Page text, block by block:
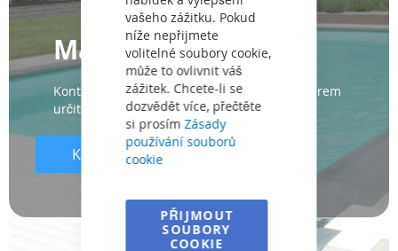
vašeho zážitku. Pokud
níže nepřijmete
volitelné soubory cookie,
může to ovlivnit váš
zážitek. Chcete-li se
dozvědět více, přečtěte
si prosímZásady
používání souborů
cookie
PŘIJMOUT
SOUBORY
COOKIE
Máte další otázky?
Kontaktujte nás a my vám se správným výběrem
určitě pomůžeme.
Kontaktujte nás